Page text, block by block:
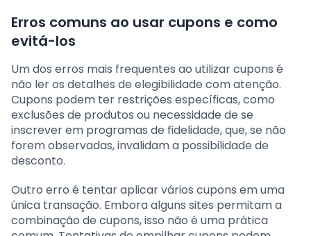
Erros comuns ao usar cupons e como
evitá-los
Um dos erros mais frequentes ao utilizar cupons é
não ler os detalhes de elegibilidade com atenção.
Cupons podem ter restrições específicas, como
exclusões de produtos ou necessidade de se
inscrever em programas de fidelidade, que, se não
forem observadas, invalidam a possibilidade de
desconto.
Outro erro é tentar aplicar vários cupons em uma
única transação. Embora alguns sites permitam a
combinação de cupons, isso não é uma prática